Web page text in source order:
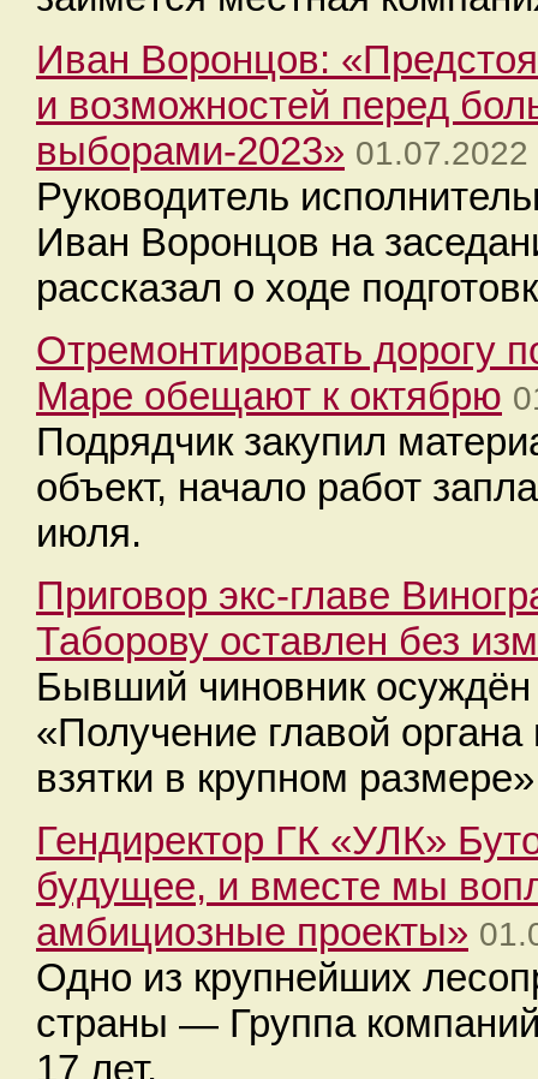
Иван Воронцов:
и возможностей перед
выборами-2023» 01.07.2022
Руководитель
Иван Воронцов на
рассказал о ходе
Отремонтировать дорогу
Маре обещают к октябрю
Подрядчик закупил
объект, начало работ
июля.
Приговор экс-главе
Таборову оставлен без
Бывший чиновник
«Получение главой
взятки в крупном
Гендиректор ГК «УЛК»
будущее, и вместе мы
амбициозные проекты»
Одно из крупнейших
страны — Группа
17 лет.